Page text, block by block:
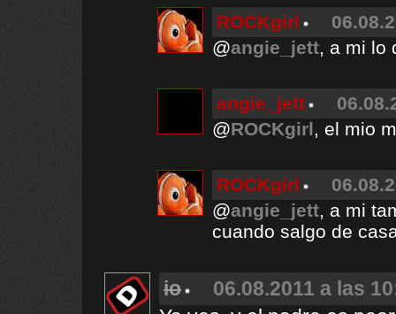
ROCKgirl
@angie_jett, a mi lo
angie_jett
@ROCKgirl, el mio
ROCKgirl
@angie_jett, a mi
cuando salgo de
io
06.08.2011 a las